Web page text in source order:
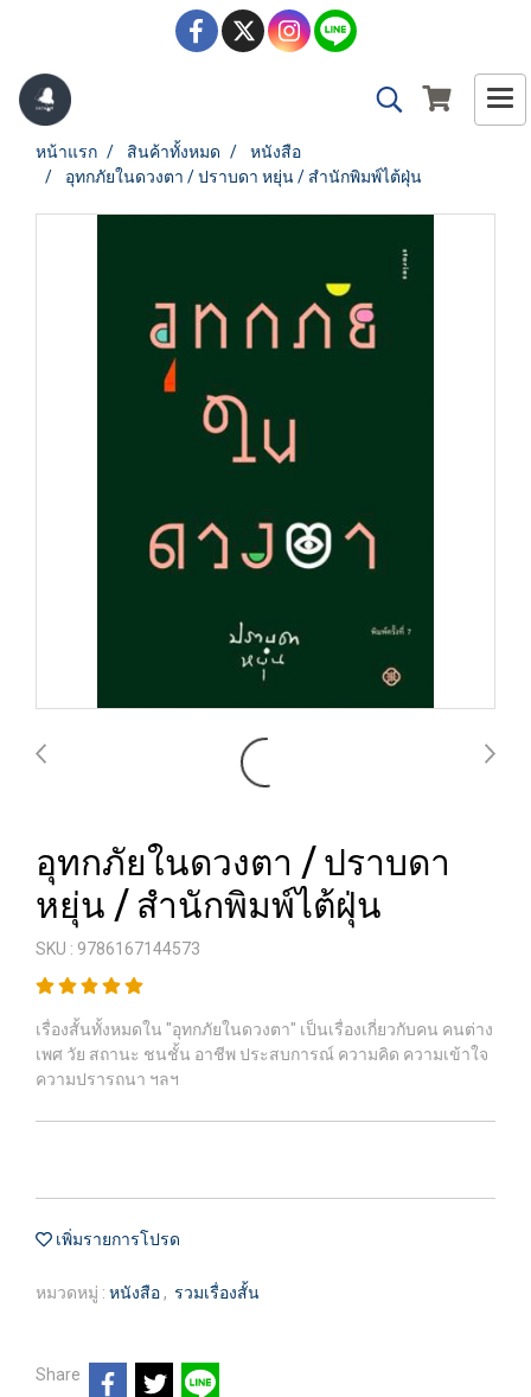
หน้าแรก สินค้าทั้งหมด
หนังสือ
อุทกภัยในดวงตา / ปราบดา หยุ่น / สำนักพิมพ์ไต้ฝุ่น
อุทกภัยในดวงตา / ปราบดา
หยุ่น / สำนักพิมพ์ไต้ฝุ่น
SKU : 9786167144573
เรื่องสั้นทั้งหมดใน "อุทกภัยในดวงตา" เป็นเรื่องเกี่ยวกับคน คนต่าง
เพศ วัย สถานะ ชนชั้น อาชีพ ประสบการณ์ ความคิด ความเข้าใจ
ความปรารถนา ฯลฯ
เพิ่มรายการโปรด
หมวดหมู่ : หนังสือ , รวมเรื่องสั้น
Share